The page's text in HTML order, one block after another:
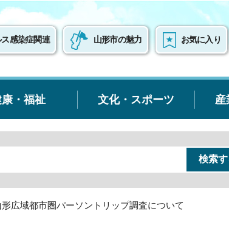
感染症関連 山形市の魅力 お気に入り
・福祉 文化・スポーツ 産
広域都市圏パーソントリップ調査について